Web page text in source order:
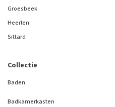
Collectie
Baden
Badkamerkasten
Groesbeek
Heerlen
Sittard